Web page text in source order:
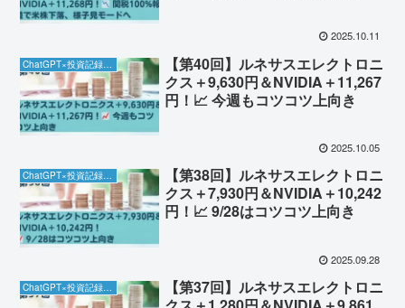
2025.10.11
【第40回】ルネサスエレクトロニ
クス＋9,630円＆NVIDIA＋11,267
円！📈 今週もコツコツ上向き
2025.10.05
ChatGPT×投資記録チャレンジ
【第38回】ルネサスエレクトロニ
クス＋7,930円＆NVIDIA＋10,242
円！📈 9/28はコツコツ上向き
2025.09.28
ChatGPT×投資記録チャレンジ
【第37回】ルネサスエレクトロニ